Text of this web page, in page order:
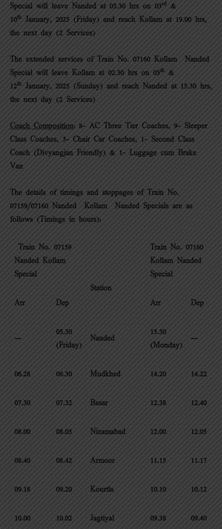
Special will leave Nanded at 05.30 hrs on 03rd &
10th January, 2025 (Friday) and reach Kollam at 19.00 hrs,
the next day (2 Services)
The extended services of Train No. 07160 Kollam – Nanded
Special will leave Kollam at 02.30 hrs on 05th &
12th January, 2025 (Sunday) and reach Nanded at 15.30 hrs,
the next day (2 Services)
Coach Composition: 8- AC Three Tier Coaches, 9- Sleeper
Class Coaches, 3- Chair Car Coaches, 1- Second Class
Coach (Divyangjan Friendly) & 1- Luggage cum Brake
Van
The details of timings and stoppages of Train No.
07159/07160 Nanded – Kollam – Nanded Specials are as
follows (Timings in hours):
Train No. 07159
Nanded –Kollam
Special
Station
Train No. 07160
Kollam –Nanded
Special
Arr Dep Arr Dep
—
05.30
(Friday)
Nanded
15.30
(Monday)
—
06.28 06.30 Mudkhed 14.20 14.22
07.30 07.32 Basar 12.38 12.40
08.00 08.05 Nizamabad 12.00 12.05
08.40 08.42 Armoor 11.15 11.17
09.18 09.20 Kourtla 10.10 10.12
10.00 10.02 Jagtiyal 09.38 09.40